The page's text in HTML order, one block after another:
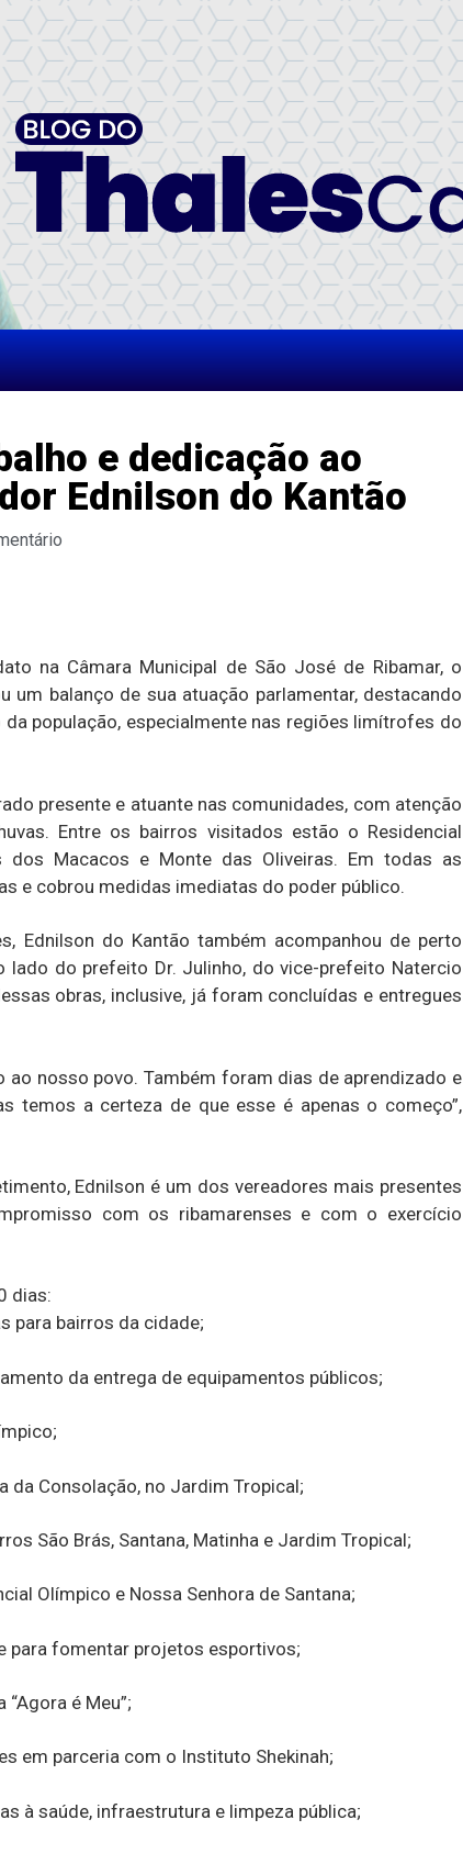
e dedicação ao
Ednilson do Kantão
na Câmara Municipal de São José de Ribamar, o
um balanço de sua atuação parlamentar, destacando
população, especialmente nas regiões limítrofes do
presente e atuante nas comunidades, com atenção
Entre os bairros visitados estão o Residencial
dos Macacos e Monte das Oliveiras. Em todas as
e cobrou medidas imediatas do poder público.
Ednilson do Kantão também acompanhou de perto
do prefeito Dr. Julinho, do vice-prefeito Natercio
obras, inclusive, já foram concluídas e entregues
nosso povo. Também foram dias de aprendizado e
temos a certeza de que esse é apenas o começo”,
Ednilson é um dos vereadores mais presentes
com os ribamarenses e com o exercício
dias:
para bairros da cidade;
da entrega de equipamentos públicos;
da Consolação, no Jardim Tropical;
São Brás, Santana, Matinha e Jardim Tropical;
Olímpico e Nossa Senhora de Santana;
para fomentar projetos esportivos;
é Meu”;
em parceria com o Instituto Shekinah;
à saúde, infraestrutura e limpeza pública;